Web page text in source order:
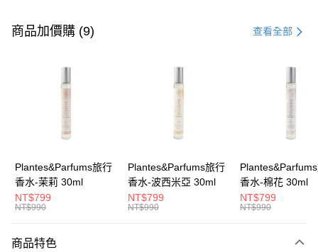
信用卡一次付款
合作金庫商業銀行
第一商業銀行
華南商業銀行
彰化商業銀行
上海商業儲蓄銀行
台北富邦商業銀行
臺灣中小企業銀行
台中商業銀行
匯豐（台灣）商業銀行
華泰商業銀行
聯邦商業銀行
遠東國際商業銀行
元大商業銀行
台灣樂天信用卡公司
6 期 0 利率 每期 21家銀行
合作金庫商業銀行
第一商業銀行
華南商業銀行
彰化商業銀行
國泰世華商業銀行
兆豐國際商業銀行
臺灣中小企業銀行
台中商業銀行
匯豐（台灣）商業銀行
聯邦商業銀行
玉山商業銀行
超商取貨付款
Apple Pay
街口支付
商品加價購 (9) 查看全部
Plantes&Parfums旅行
香水-茉莉 30ml
NT$799
NT$990
Plantes&Parfums旅行
香水-波西米亞 30ml
NT$799
NT$990
香水-棉花 30ml
NT$799
NT$990
商品特色